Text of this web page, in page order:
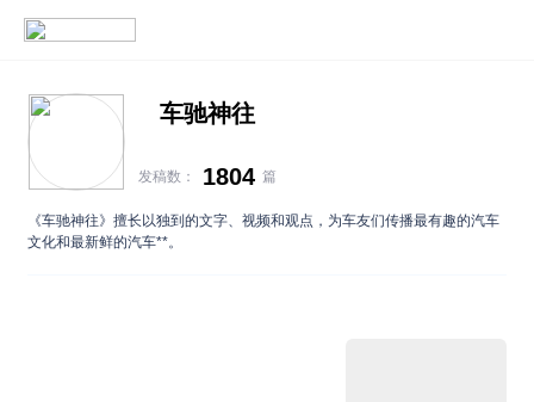
车驰神往
发稿数： 1804 篇
《车驰神往》擅长以独到的文字、视频和观点，为车友们传播最有趣的汽车
文化和最新鲜的汽车**。